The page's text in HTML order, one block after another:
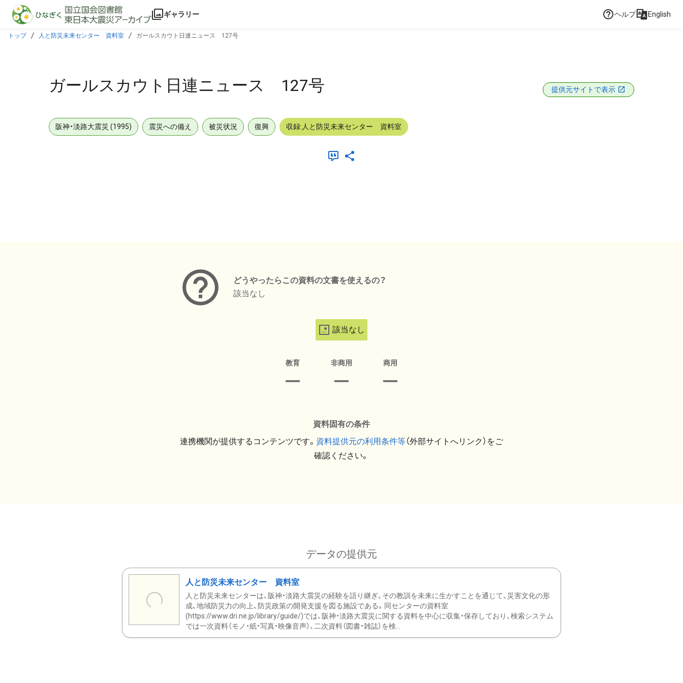
本文に飛ぶ
ギャラリー ヘルプ English
トップ 人と防災未来センター 資料室 ガールスカウト日連ニュース 127号
ガールスカウト日連ニュース 127号 提供元サイトで表示
阪神・淡路大震災 (1995) 震災への備え 被災状況 復興 収録:人と防災未来センター 資料室
どうやったらこの資料の文書を使えるの？
該当なし
該当なし
教育 非商用 商用
資料固有の条件
連携機関が提供するコンテンツです。 資料提供元の利用条件等（外部サイトへリンク）をご
確認ください。
データの提供元
人と防災未来センター 資料室
人と防災未来センターは、阪神・淡路大震災の経験を語り継ぎ、その教訓を未来に生かすことを通じて、災害文化の形
成、地域防災力の向上、防災政策の開発支援を図る施設である。同センターの資料室
(https://www.dri.ne.jp/library/guide/)では、阪神・淡路大震災に関する資料を中心に収集・保存しており、検索システム
では一次資料（モノ・紙・写真・映像音声）、二次資料（図書・雑誌）を検...